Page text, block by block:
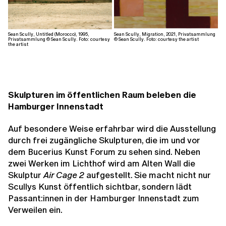
Sean Scully, Untitled (Morocco), 1995,
Privatsammlung © Sean Scully. Foto: courtesy
the artist
Sean Scully, Migration, 2021, Privatsammlung
© Sean Scully. Foto: courtesy the artist
Skulpturen im öffentlichen Raum beleben die
Hamburger Innenstadt
Auf besondere Weise erfahrbar wird die Ausstellung
durch frei zugängliche Skulpturen, die im und vor
dem Bucerius Kunst Forum zu sehen sind. Neben
zwei Werken im Lichthof wird am Alten Wall die
SkulpturAir Cage 2 aufgestellt. Sie macht nicht nur
Scullys Kunst öffentlich sichtbar, sondern lädt
Passant:innen in der Hamburger Innenstadt zum
Verweilen ein.